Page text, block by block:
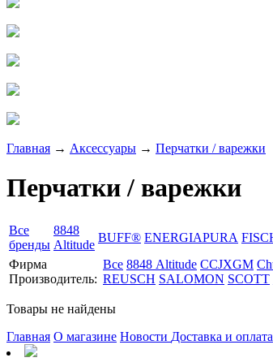
Главная → Аксессуары → Перчатки / варежки
Перчатки / варежки
Все
бренды
8848
Altitude
BUFF® ENERGIAPURA
Фирма
Производитель:
Все 8848 Altitude CCJXGM
REUSCH SALOMON SCOTT
Товары не найдены
Главная О магазине Новости Доставка и оплата